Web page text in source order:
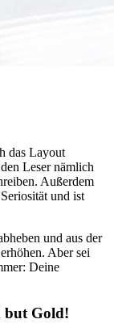
das Layout
Leser nämlich
Außerdem
und ist
und aus der
Aber sei
Deine
but Gold!